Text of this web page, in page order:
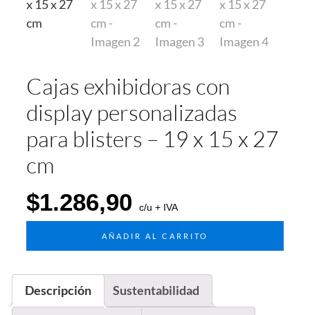
Cajas exhibidoras con
display personalizadas
para blisters – 19 x 15 x 27
cm
$1.286,90 c/u + IVA
AÑADIR AL CARRITO
Descripción Sustentabilidad